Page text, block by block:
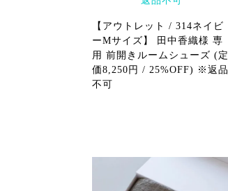
【アウトレット / 314ネイビ
ーMサイズ】 田中香織様 専
用 前開きルームシューズ (定
価8,250円 / 25%OFF) ※返品
不可